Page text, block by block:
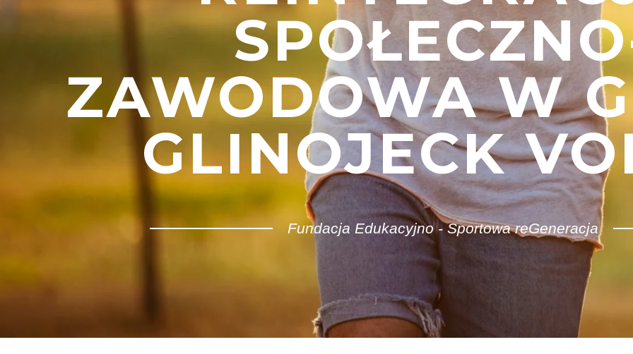
ZAWODOWA W
GLINOJECK
Fundacja Edukacyjno - Sportowa reGeneracja